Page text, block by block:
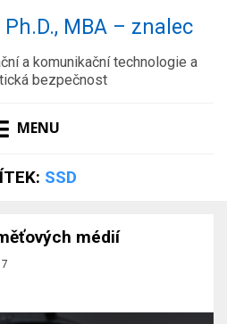
MBA – znalec
a komunikační technologie a
bezpečnost
MENU
SSD
médií